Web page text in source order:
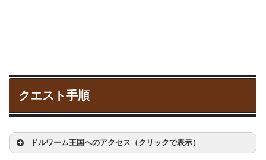
クエスト手順
ドルワーム王国へのアクセス（クリックで表示）